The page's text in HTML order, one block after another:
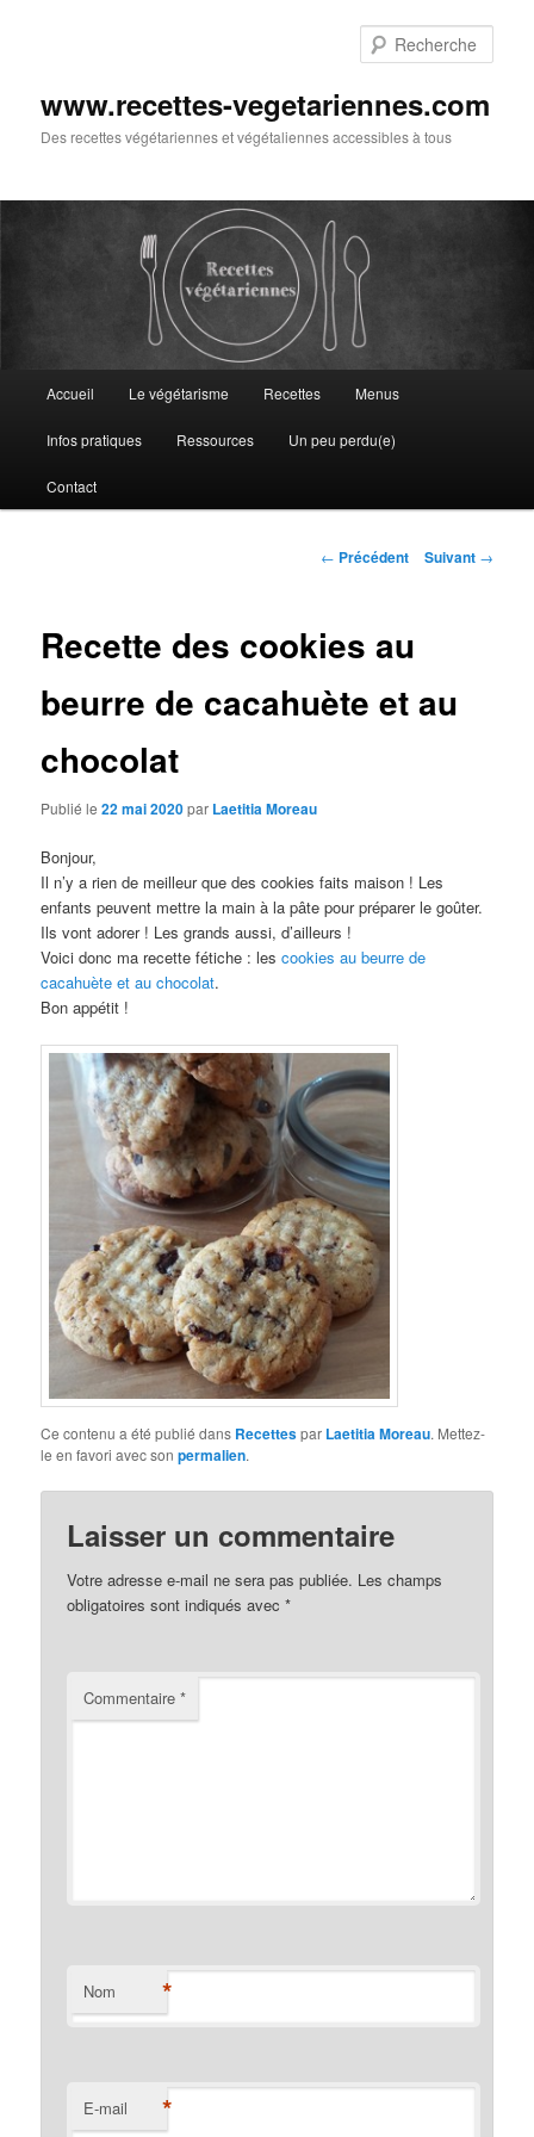
www.recettes-vegetariennes.com
Des recettes végétariennes et végétaliennes accessibles à tous
Accueil Le végétarisme Recettes Menus
Infos pratiques Ressources Un peu perdu(e)
Contact
Navigation
← Précédent Suivant →
Recette des cookies au
beurre de cacahuète et au
chocolat
Publié le22 mai 2020par Laetitia Moreau
Bonjour,
Il n’y a rien de meilleur que des cookies faits maison ! Les
enfants peuvent mettre la main à la pâte pour préparer le goûter.
Ils vont adorer ! Les grands aussi, d’ailleurs !
Voici donc ma recette fétiche : lescookies au beurre de
cacahuète et au chocolat.
Bon appétit !
Ce contenu a été publié dans Recettespar Laetitia Moreau. Mettez-
le en favori avec sonpermalien.
Laisser un commentaire
Votre adresse e-mail ne sera pas publiée. Les champs
obligatoires sont indiqués avec*
Commentaire*
Nom *
E-mail *